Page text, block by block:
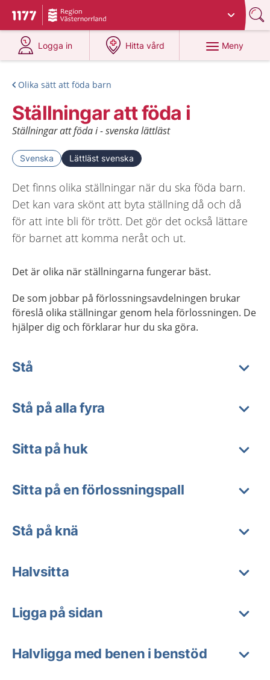
Till startsidan för 1177
Du har valt region
Logga in
på 1177.se
Hitta vård
på 1177.se
Meny
Olika sätt att föda barn
Ställningar att föda i
Ställningar att föda i - svenska lättläst
Svenska Lättläst svenska
Det finns olika ställningar när du ska föda barn.
Det kan vara skönt att byta ställning då och då
för att inte bli för trött. Det gör det också lättare
för barnet att komma neråt och ut.
Det är olika när ställningarna fungerar bäst.
De som jobbar på förlossningsavdelningen brukar
föreslå olika ställningar genom hela förlossningen. De
hjälper dig och förklarar hur du ska göra.
Stå
Stå på alla fyra
Sitta på huk
Sitta på en förlossningspall
Stå på knä
Halvsitta
Ligga på sidan
Halvligga med benen i benstöd